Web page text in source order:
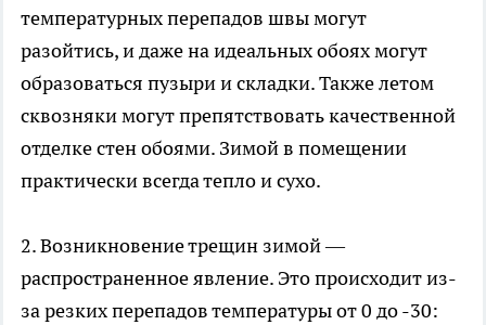
температурных перепадов швы могут
разойтись, и даже на идеальных обоях могут
образоваться пузыри и складки. Также летом
сквозняки могут препятствовать качественной
отделке стен обоями. Зимой в помещении
практически всегда тепло и сухо.
2. Возникновение трещин зимой —
распространенное явление. Это происходит из-
за резких перепадов температуры от 0 до -30: